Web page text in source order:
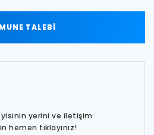
TALEBİ
yerini ve iletişim
hemen tıklayınız!